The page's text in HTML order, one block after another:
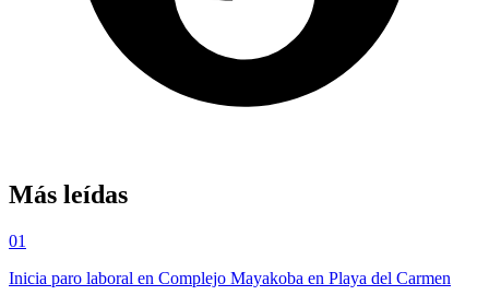
Más leídas
01
Inicia paro laboral en Complejo Mayakoba en Playa del Carmen